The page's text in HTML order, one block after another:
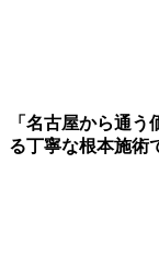
「名古屋から通
る丁寧な根本施術